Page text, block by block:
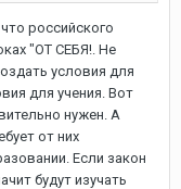
российского
"ОТ СЕБЯ!. Не
условия для
для учения. Вот
нужен. А
от них
Если закон
будут изучать